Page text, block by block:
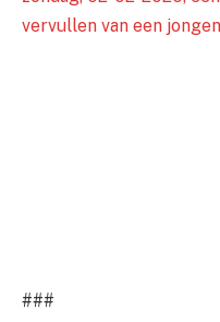
vervullen van een
###